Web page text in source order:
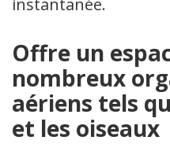
instantanée.
Offre un
nombreux
aériens tels
et les oiseaux